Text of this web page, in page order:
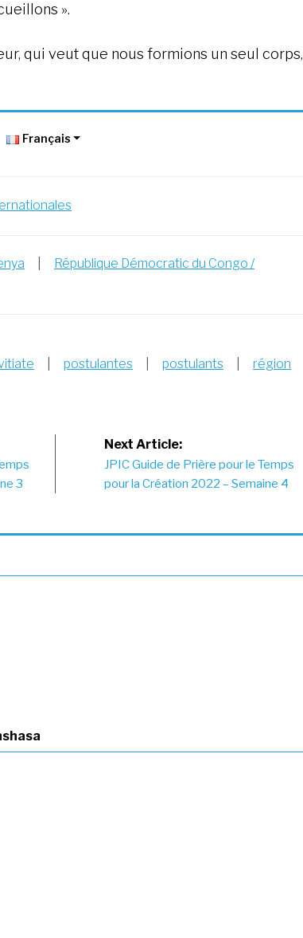
».
qui veut que nous formions un seul corps,
Français
République Démocratic du Congo /
postulantes postulants
région
3
Next Article:
JPIC Guide de Prière pour le Temps
pour la Création 2022 – Semaine 4